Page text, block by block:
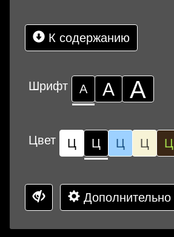
К содержанию
Шрифт А А А
Цвет Ц Ц Ц Ц Ц
Дополнительно